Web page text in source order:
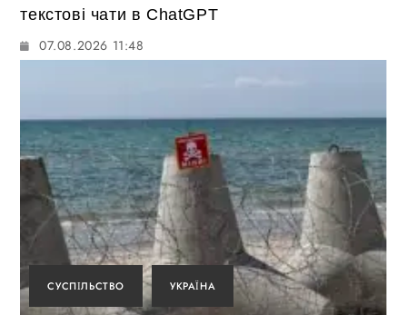
текстові чати в ChatGPT
07.08.2026 11:48
СУСПІЛЬСТВО УКРАЇНА